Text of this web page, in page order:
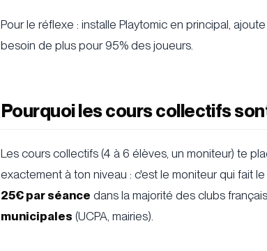
Pour le réflexe : installe Playtomic en principal,
besoin de plus pour 95% des joueurs.
Pourquoi les cours collectifs
Les cours collectifs (4 à 6 élèves, un moniteur) te
exactement à ton niveau : c'est le moniteur qui fait
25€ par séance dans la majorité des clubs français,
municipales (UCPA, mairies).